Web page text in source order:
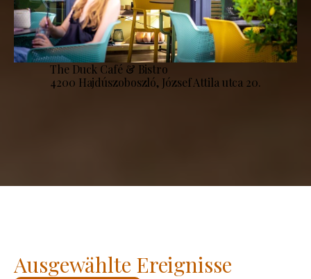
The Duck Café & Bistro
4200 Hajdúszoboszló, József Attila utca 20.
Ausgewählte Ereignisse